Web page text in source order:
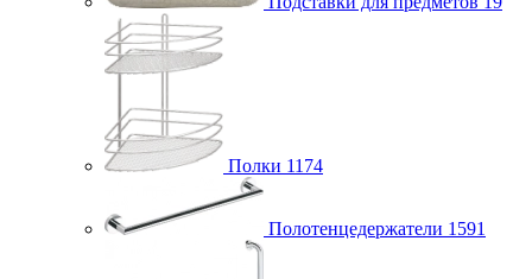
Полки 1174
Полотенцедержатели 1591